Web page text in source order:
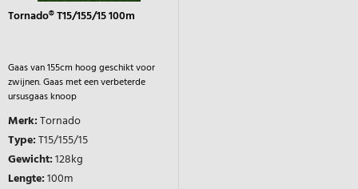
Tornado® T15/155/15 100m
Gaas van 155cm hoog geschikt voor
zwijnen. Gaas met een verbeterde
ursusgaas knoop
Merk:Tornado
Type:T15/155/15
Gewicht:128kg
Lengte:100m